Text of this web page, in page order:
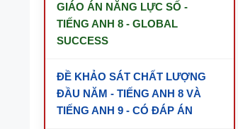
GIÁO ÁN NĂNG LỰC SỐ -
TIẾNG ANH 8 - GLOBAL
SUCCESS
ĐỀ KHẢO SÁT CHẤT LƯỢNG
ĐẦU NĂM - TIẾNG ANH 8 VÀ
TIẾNG ANH 9 - CÓ ĐÁP ÁN
BẢNG WORD FORM - TIẾNG ANH 11 -
GLOBAL SUCCESS - HỌC KỲ 1 - CÓ ĐÁP
BẢNG WORD FORM THEO TỪNG UNIT
- TIẾNG ANH 10 - GLOBAL SUCCESS -
HỌC KỲ 1 - CÓ ĐÁP ÁN